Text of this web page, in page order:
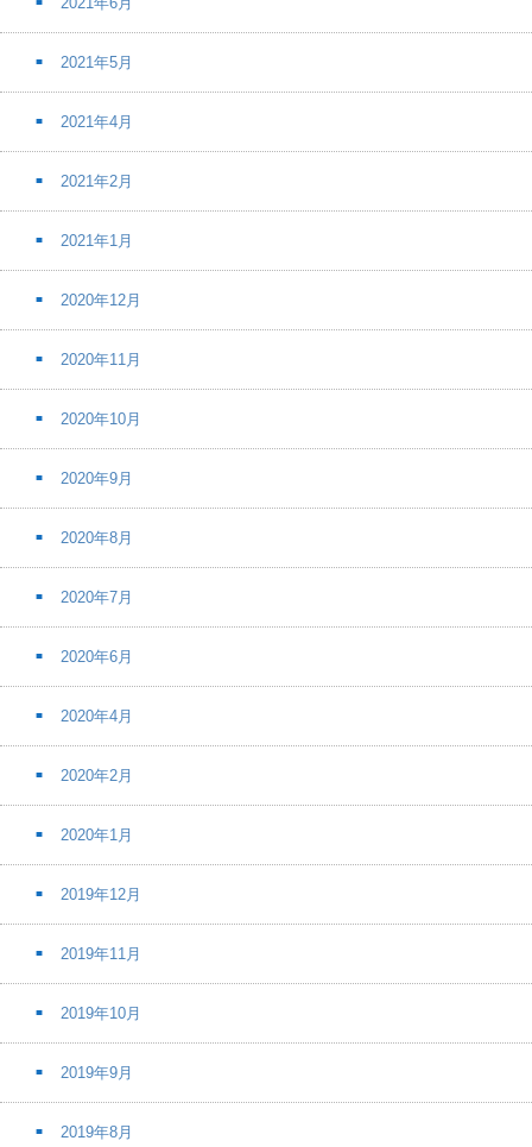
2021年5月
2021年4月
2021年2月
2021年1月
2020年12月
2020年11月
2020年10月
2020年9月
2020年8月
2020年7月
2020年6月
2020年4月
2020年2月
2020年1月
2019年12月
2019年11月
2019年10月
2019年9月
2019年8月